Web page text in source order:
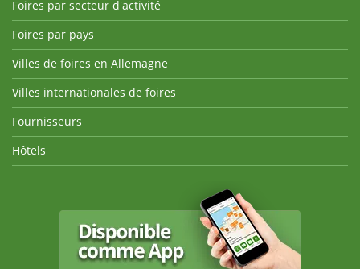
Foires par secteur d'activité
Foires par pays
Villes de foires en Allemagne
Villes internationales de foires
Fournisseurs
Hôtels